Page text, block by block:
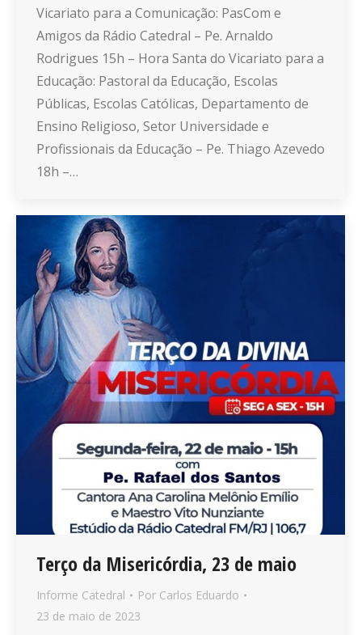
Vicariato para a Comunicação: PasCom e
Amigos da Rádio Catedral – Pe. Arnaldo
Rodrigues 15h – Hora Santa do Vicariato para a
Educação: Pastoral da Educação, Escolas
Públicas, Escolas Católicas, Departamento de
Ensino Religioso, Setor Universidade e
Profissionais da Educação – Pe. Thiago Azevedo
18h –…
Terço da Misericórdia, 23 de maio
Informe Catedral Por Carlos Eduardo
23 de maio de 2023